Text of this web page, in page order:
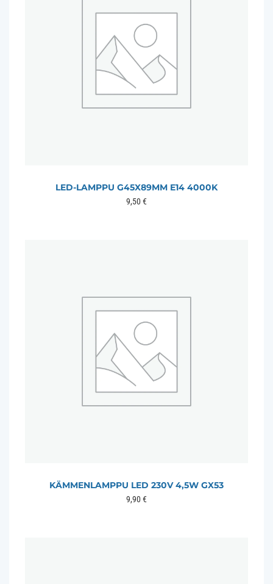
LED-LAMPPU G45X89MM E14 4000K
9,50€
KÄMMENLAMPPU LED 230V 4,5W GX53
9,90€